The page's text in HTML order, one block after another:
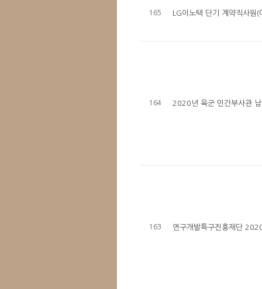
165 LG이노텍 단기 계약직사원
164 2020년 육군 민간부사관
163 연구개발특구진흥재단